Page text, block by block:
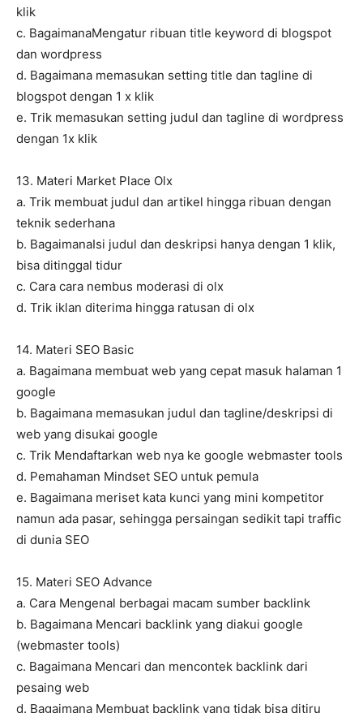
klik
c. BagaimanaMengatur ribuan title keyword di blogspot
dan wordpress
d. Bagaimana memasukan setting title dan tagline di
blogspot dengan 1 x klik
e. Trik memasukan setting judul dan tagline di wordpress
dengan 1x klik
13. Materi Market Place Olx
a. Trik membuat judul dan artikel hingga ribuan dengan
teknik sederhana
b. BagaimanaIsi judul dan deskripsi hanya dengan 1 klik,
bisa ditinggal tidur
c. Cara cara nembus moderasi di olx
d. Trik iklan diterima hingga ratusan di olx
14. Materi SEO Basic
a. Bagaimana membuat web yang cepat masuk halaman 1
google
b. Bagaimana memasukan judul dan tagline/deskripsi di
web yang disukai google
c. Trik Mendaftarkan web nya ke google webmaster tools
d. Pemahaman Mindset SEO untuk pemula
e. Bagaimana meriset kata kunci yang mini kompetitor
namun ada pasar, sehingga persaingan sedikit tapi traffic
di dunia SEO
15. Materi SEO Advance
a. Cara Mengenal berbagai macam sumber backlink
b. Bagaimana Mencari backlink yang diakui google
(webmaster tools)
c. Bagaimana Mencari dan mencontek backlink dari
pesaing web
d. Bagaimana Membuat backlink yang tidak bisa ditiru